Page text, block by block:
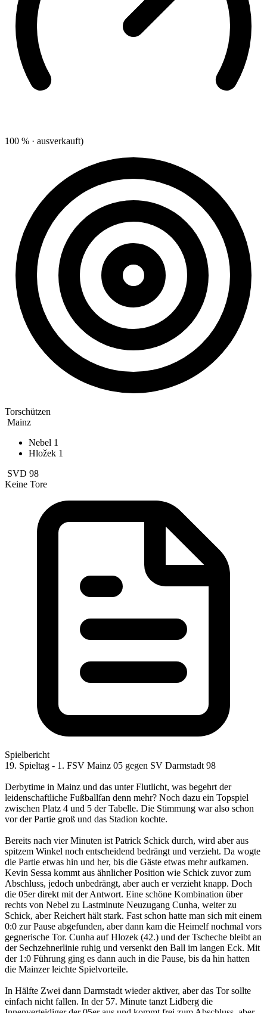
100 % · ausverkauft)
Torschützen
Mainz
Nebel 1
Hložek 1
SVD 98
Keine Tore
Spielbericht
19. Spieltag - 1. FSV Mainz 05 gegen SV Darmstadt 98
Derbytime in Mainz und das unter Flutlicht, was begehrt der
leidenschaftliche Fußballfan denn mehr? Noch dazu ein Topspiel
zwischen Platz 4 und 5 der Tabelle. Die Stimmung war also schon
vor der Partie groß und das Stadion kochte.
Bereits nach vier Minuten ist Patrick Schick durch, wird aber aus
spitzem Winkel noch entscheidend bedrängt und verzieht. Da wogte
die Partie etwas hin und her, bis die Gäste etwas mehr aufkamen.
Kevin Sessa kommt aus ähnlicher Position wie Schick zuvor zum
Abschluss, jedoch unbedrängt, aber auch er verzieht knapp. Doch
die 05er direkt mit der Antwort. Eine schöne Kombination über
rechts von Nebel zu Lastminute Neuzugang Cunha, weiter zu
Schick, aber Reichert hält stark. Fast schon hatte man sich mit einem
0:0 zur Pause abgefunden, aber dann kam die Heimelf nochmal vors
gegnerische Tor. Cunha auf Hlozek (42.) und der Tscheche bleibt an
der Sechzehnerlinie ruhig und versenkt den Ball im langen Eck. Mit
der 1:0 Führung ging es dann auch in die Pause, bis da hin hatten
die Mainzer leichte Spielvorteile.
In Hälfte Zwei dann Darmstadt wieder aktiver, aber das Tor sollte
einfach nicht fallen. In der 57. Minute tanzt Lidberg die